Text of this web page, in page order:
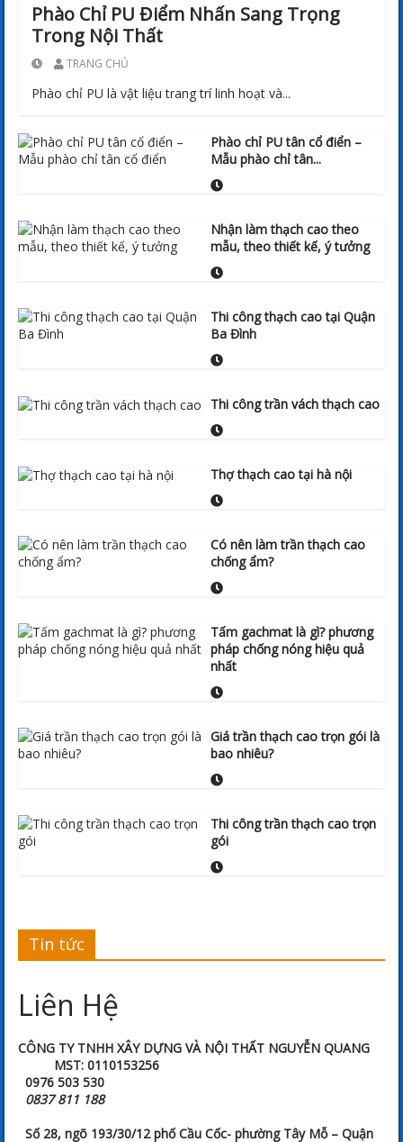
Phào Chỉ PU Điểm Nhấn Sang Trọng
Trong Nội Thất
TRANG CHỦ
Phào chỉ PU là vật liệu trang trí linh hoạt và...
Phào chỉ PU tân cổ điển –
Mẫu phào chỉ tân...
Nhận làm thạch cao theo
mẫu, theo thiết kế, ý tưởng
Thi công thạch cao tại Quận
Ba Đình
Thi công trần vách thạch cao
Thợ thạch cao tại hà nội
Có nên làm trần thạch cao
chống ẩm?
Tấm gachmat là gì? phương
pháp chống nóng hiệu quả
nhất
Giá trần thạch cao trọn gói là
bao nhiêu?
Thi công trần thạch cao trọn
gói
Tin tức
Liên Hệ
CÔNG TY TNHH XÂY DỰNG VÀ NỘI THẤT NGUYỄN QUANG
MST: 0110153256
0976 503 530
0837 811 188
Số 28, ngõ 193/30/12 phố Cầu Cốc- phường Tây Mỗ – Quận